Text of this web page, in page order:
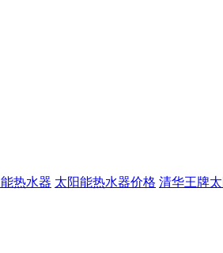
热水器 太阳能热水器价格 清华王牌